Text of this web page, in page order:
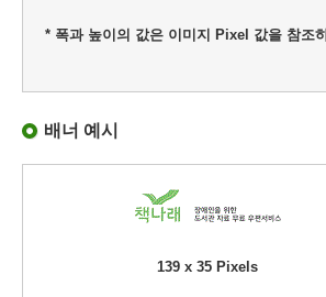
* 폭과 높이의 값은 이미지 Pixel 값을 참조
배너 예시
139 x 35 Pixels